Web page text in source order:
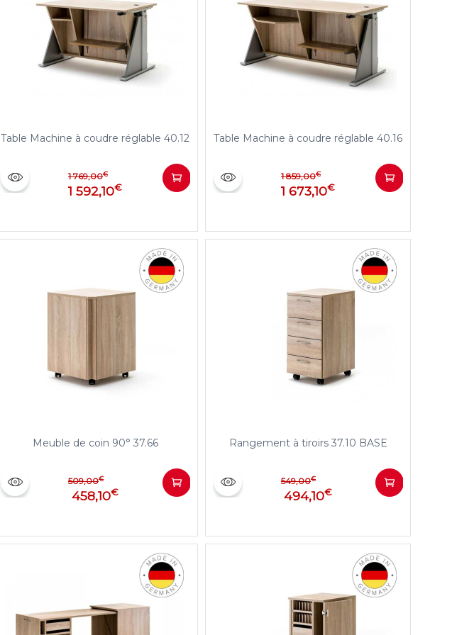
Table Machine à coudre réglable 40.12
1 769,00€
1 592,10€
Table Machine à coudre réglable 40.16
1 859,00€
1 673,10€
Meuble de coin 90° 37.66
509,00€
458,10€
Rangement à tiroirs 37.10 BASE
549,00€
494,10€